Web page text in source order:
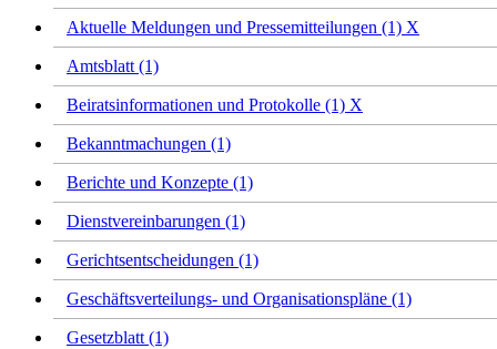
Aktuelle Meldungen und Pressemitteilungen (1) X
Amtsblatt (1)
Beiratsinformationen und Protokolle (1) X
Bekanntmachungen (1)
Berichte und Konzepte (1)
Dienstvereinbarungen (1)
Gerichtsentscheidungen (1)
Geschäftsverteilungs- und Organisationspläne (1)
Gesetzblatt (1)